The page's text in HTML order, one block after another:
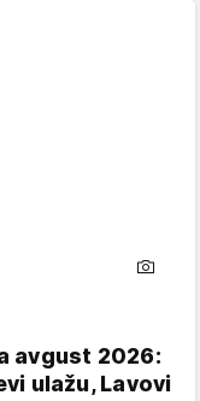
avgust 2026:
ulažu, Lavovi